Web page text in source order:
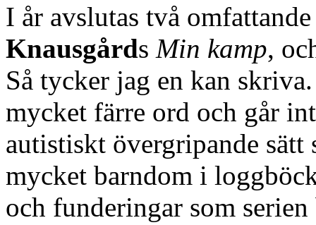
I år avslutas två
Knausgårds Min kamp,
Så tycker jag en kan
mycket färre ord och går
autistiskt övergripande sätt
mycket barndom i
och funderingar som